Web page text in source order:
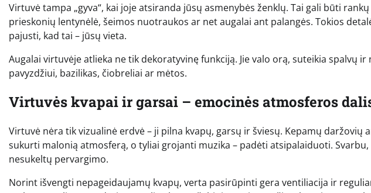
Virtuvė tampa „gyva“, kai joje atsiranda jūsų asmenybės ženklų. Tai gali būti
prieskonių lentynėlė, šeimos nuotraukos ar net augalai ant palangės. Tokios
pajusti, kad tai – jūsų vieta.
Augalai virtuvėje atlieka ne tik dekoratyvinę funkciją. Jie valo orą, suteikia spalvų
pavyzdžiui, bazilikas, čiobreliai ar mėtos.
Virtuvės kvapai ir garsai – emocinės atmosferos
Virtuvė nėra tik vizualinė erdvė – ji pilna kvapų, garsų ir šviesų. Kepamų daržovių
sukurti malonią atmosferą, o tyliai grojanti muzika – padėti atsipalaiduoti.
nesukeltų pervargimo.
Norint išvengti nepageidaujamų kvapų, verta pasirūpinti gera ventiliacija ir